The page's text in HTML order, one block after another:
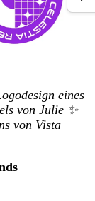
eines
von Julie ✨
von Vista